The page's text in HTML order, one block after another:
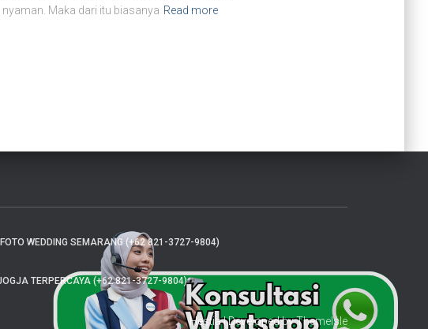
Maka dari itu biasanya Read more
FOTO WEDDING SEMARANG (+62 821-3727-9804)
TERPERCAYA (+62 821-3727-9804)
Hestia | Developed byThemeIsle